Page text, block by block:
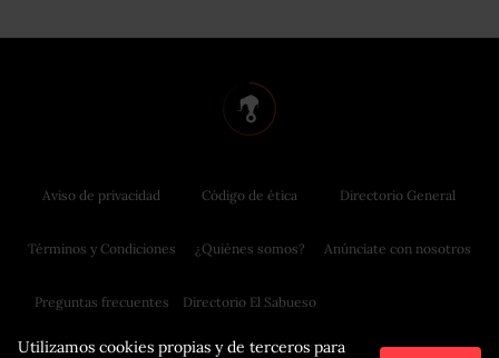
Utilizamos cookies propias y de terceros para
Aviso de privacidad
Términos y Condiciones
Preguntas frecuentes
Código de ética
¿Quiénes somos?
Directorio El Sabueso
Directorio General
Anúnciate con nosotros